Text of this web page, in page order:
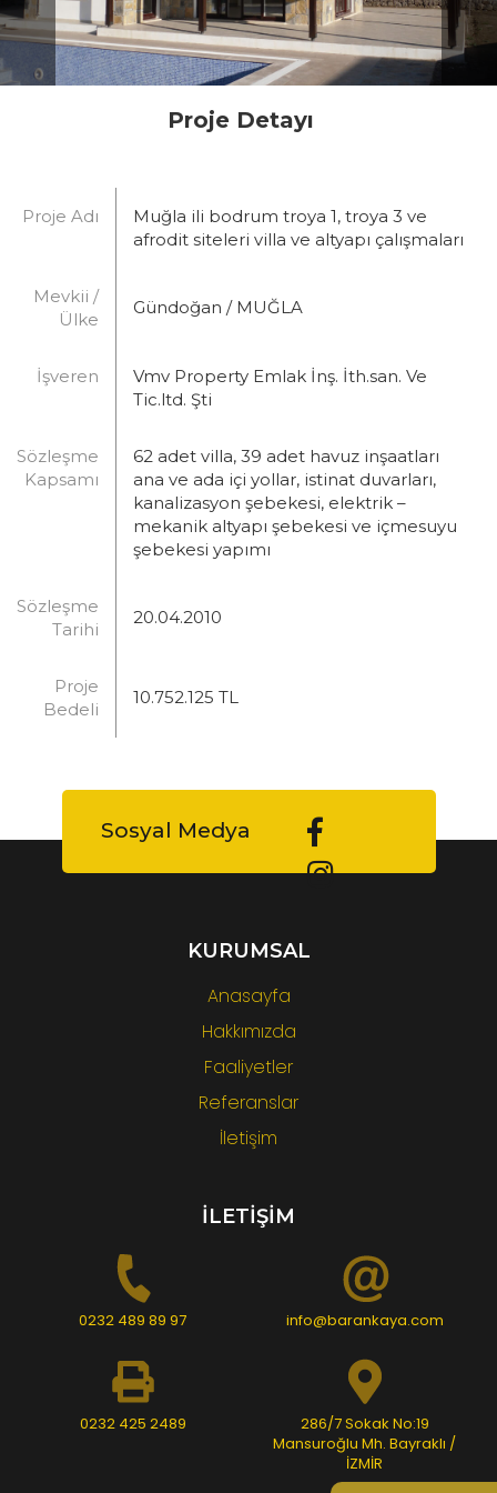
Proje Detayı
Proje Adı
Muğla ili bodrum troya 1, troya 3 ve
afrodit siteleri villa ve altyapı çalışmaları
Mevkii /
Ülke
Gündoğan / MUĞLA
İşveren
Vmv Property Emlak İnş. İth.san. Ve
Tic.ltd. Şti
Sözleşme
Kapsamı
62 adet villa, 39 adet havuz inşaatları
ana ve ada içi yollar, istinat duvarları,
kanalizasyon şebekesi, elektrik –
mekanik altyapı şebekesi ve içmesuyu
şebekesi yapımı
Sözleşme
Tarihi
20.04.2010
Proje
Bedeli
10.752.125 TL
Sosyal Medya
KURUMSAL
Anasayfa
Hakkımızda
Faaliyetler
Referanslar
İletişim
İLETİŞİM
0232 489 89 97 info@barankaya.com
0232 425 2489
286/7 Sokak No:19
Mansuroğlu Mh. Bayraklı /
İZMİR